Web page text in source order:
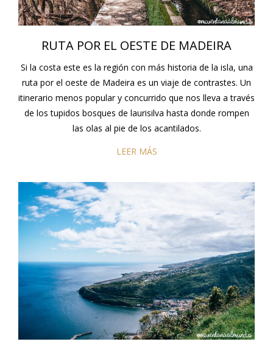
RUTA POR EL OESTE DE MADEIRA
Si la costa este es la región con más historia de la isla, una
ruta por el oeste de Madeira es un viaje de contrastes. Un
itinerario menos popular y concurrido que nos lleva a través
de los tupidos bosques de laurisilva hasta donde rompen
las olas al pie de los acantilados.
LEER MÁS